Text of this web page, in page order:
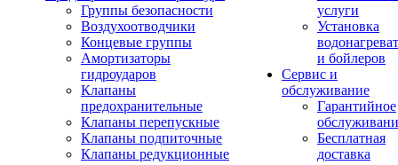
Группы безопасности
Воздухоотводчики
Концевые группы
Амортизаторы
гидроударов
Клапаны
предохранительные
Клапаны перепускные
Клапаны подпиточные
Клапаны редукционные
услуги
Установка
и бойлеров
Сервис и
обслуживание
Гарантийное
Бесплатная
доставка